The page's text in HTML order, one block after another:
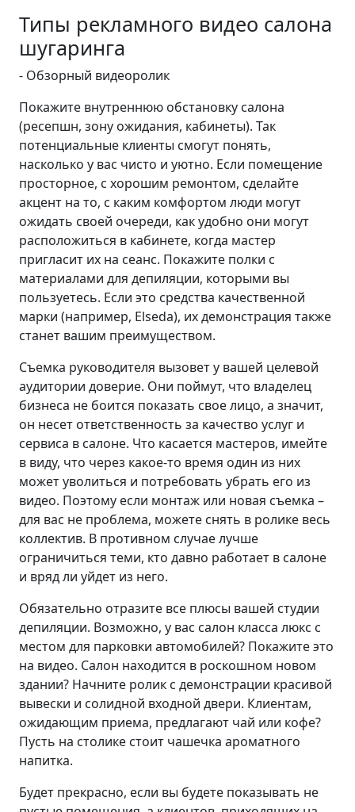
Типы рекламного видео салона
шугаринга
- Обзорный видеоролик
Покажите внутреннюю обстановку салона
(ресепшн, зону ожидания, кабинеты). Так
потенциальные клиенты смогут понять,
насколько у вас чисто и уютно. Если помещение
просторное, с хорошим ремонтом, сделайте
акцент на то, с каким комфортом люди могут
ожидать своей очереди, как удобно они могут
расположиться в кабинете, когда мастер
пригласит их на сеанс. Покажите полки с
материалами для депиляции, которыми вы
пользуетесь. Если это средства качественной
марки (например, Elseda), их демонстрация также
станет вашим преимуществом.
Съемка руководителя вызовет у вашей целевой
аудитории доверие. Они поймут, что владелец
бизнеса не боится показать свое лицо, а значит,
он несет ответственность за качество услуг и
сервиса в салоне. Что касается мастеров, имейте
в виду, что через какое-то время один из них
может уволиться и потребовать убрать его из
видео. Поэтому если монтаж или новая съемка –
для вас не проблема, можете снять в ролике весь
коллектив. В противном случае лучше
ограничиться теми, кто давно работает в салоне
и вряд ли уйдет из него.
Обязательно отразите все плюсы вашей студии
депиляции. Возможно, у вас салон класса люкс с
местом для парковки автомобилей? Покажите это
на видео. Салон находится в роскошном новом
здании? Начните ролик с демонстрации красивой
вывески и солидной входной двери. Клиентам,
ожидающим приема, предлагают чай или кофе?
Пусть на столике стоит чашечка ароматного
напитка.
Будет прекрасно, если вы будете показывать не